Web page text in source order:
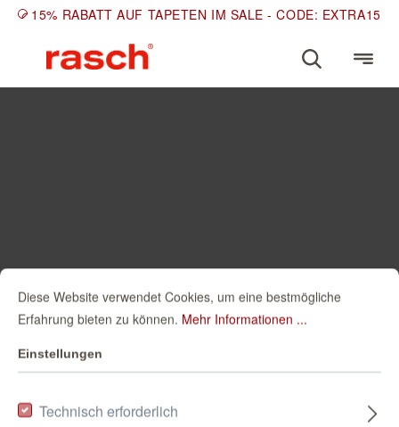
15% RABATT AUF TAPETEN IM SALE - CODE: EXTRA15
Diese Website verwendet Cookies, um eine bestmögliche
Erfahrung bieten zu können. Mehr Informationen ...
Einstellungen
Technisch erforderlich